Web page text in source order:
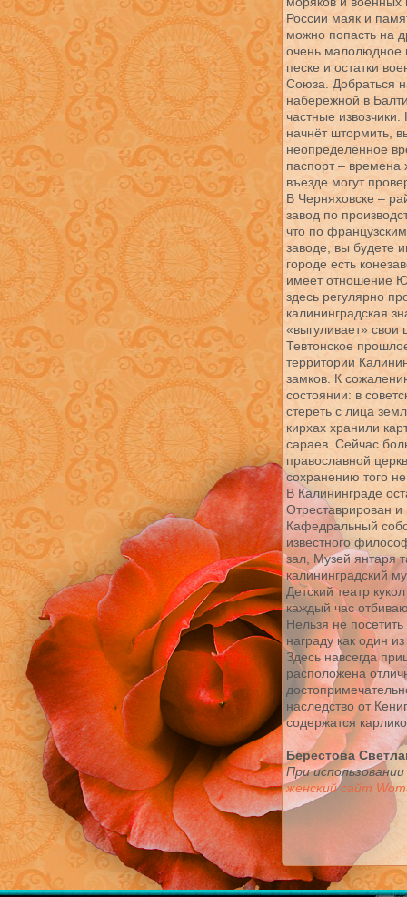
России маяк и
можно попасть на
очень малолюдное
песке и остатки
Союза. Добраться
набережной в
частные
начнёт штормить,
неопределённое
паспорт – времена
въезде могут
В Черняховске –
завод по
что по
заводе, вы будете
городе есть
имеет отношение
здесь регулярно
калининградская
«выгуливает» свои
Тевтонское
территории
замков. К
состоянии: в
стереть с лица
кирхах хранили
сараев. Сейчас
православной
сохранению того
В Калининграде
Отреставрирован и
Кафедральный
известного
зал, Музей янтаря
калининградский
Детский театр
каждый час
Нельзя не
награду как один
Здесь навсегда
расположена
наследство от
содержатся
Берестова
При
женский сайт